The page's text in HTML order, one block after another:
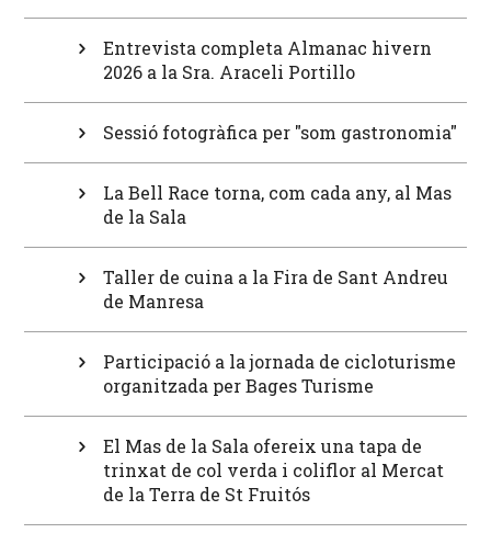
Entrevista completa Almanac hivern
2026 a la Sra. Araceli Portillo
Sessió fotogràfica per "som gastronomia"
La Bell Race torna, com cada any, al Mas
de la Sala
Taller de cuina a la Fira de Sant Andreu
de Manresa
Participació a la jornada de cicloturisme
organitzada per Bages Turisme
El Mas de la Sala ofereix una tapa de
trinxat de col verda i coliflor al Mercat
de la Terra de St Fruitós